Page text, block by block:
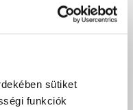
sütiket
funkciók